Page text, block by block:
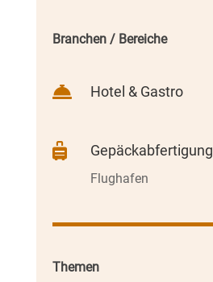
Branchen / Bereiche
 Hotel & Gastro
 Gepäckabfertigung
Flughafen
Themen